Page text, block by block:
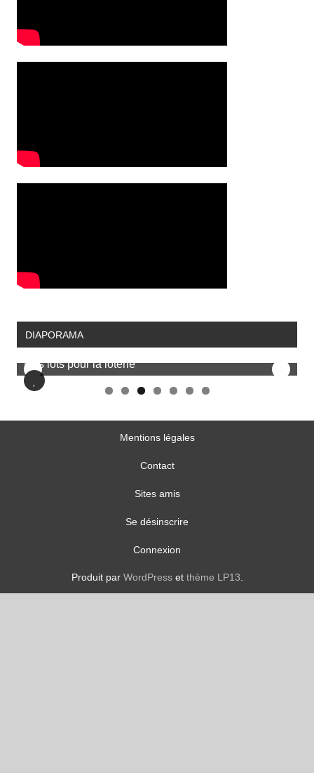
DIAPORAMA
Discours d'accueil
Mentions légales
Contact
Sites amis
Se désinscrire
Connexion
Produit par WordPresset thème LP13